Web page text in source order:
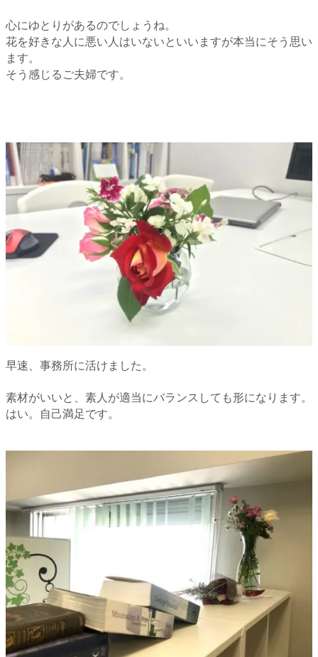
心にゆとりがあるのでしょうね。
花を好きな人に悪い人はいないといいますが本当にそう思い
ます。
そう感じるご夫婦です。
早速、事務所に活けました。
素材がいいと、素人が適当にバランスしても形になります。
はい。自己満足です。